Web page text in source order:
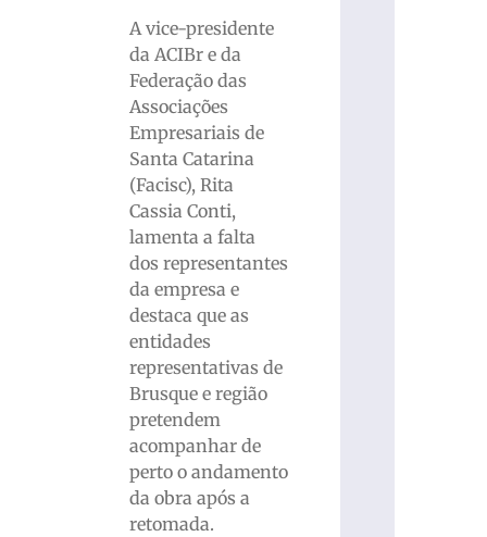
A vice-presidente
da ACIBr e da
Federação das
Associações
Empresariais de
Santa Catarina
(Facisc), Rita
Cassia Conti,
lamenta a falta
dos representantes
da empresa e
destaca que as
entidades
representativas de
Brusque e região
pretendem
acompanhar de
perto o andamento
da obra após a
retomada.